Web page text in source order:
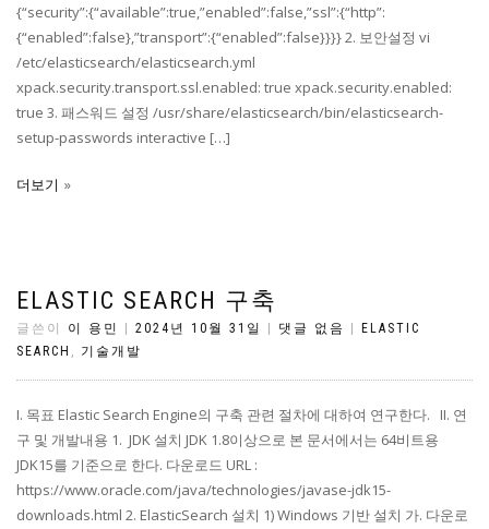
{“security”:{“available”:true,”enabled”:false,”ssl”:{“http”:
{“enabled”:false},”transport”:{“enabled”:false}}}} 2. 보안설정 vi
/etc/elasticsearch/elasticsearch.yml
xpack.security.transport.ssl.enabled: true xpack.security.enabled:
true 3. 패스워드 설정 /usr/share/elasticsearch/bin/elasticsearch-
setup-passwords interactive […]
더보기
ELASTIC SEARCH 구축
글쓴이 이 용민 2024년 10월 31일 댓글 없음
ELASTIC
SEARCH , 기술개발
I. 목표 Elastic Search Engine의 구축 관련 절차에 대하여 연구한다. II. 연
구 및 개발내용 1. JDK 설치 JDK 1.8이상으로 본 문서에서는 64비트용
JDK15를 기준으로 한다. 다운로드 URL :
https://www.oracle.com/java/technologies/javase-jdk15-
downloads.html 2. ElasticSearch 설치 1) Windows 기반 설치 가. 다운로